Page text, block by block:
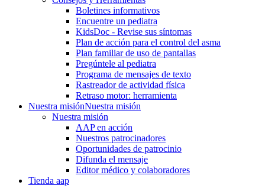
Boletines informativos
Encuentre un pediatra
KidsDoc - Revise sus síntomas
Plan de acción para el control del asma
Plan familiar de uso de pantallas
Pregúntele al pediatra
Programa de mensajes de texto
Rastre​​ador de activida​d física
Retraso motor: herramienta
Nuestra misiónNuestra misión
Nuestra misión
AAP en acción
Nuestros patrocinadores
Oportunidades de patrocinio
Difunda el mensaje
Editor médico y colaboradores
Tienda aap